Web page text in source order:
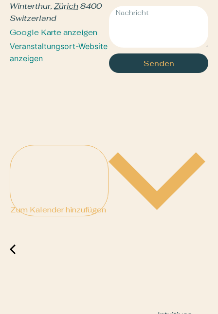
Winterthur, Zürich8400
Switzerland
Google Karte anzeigen
Veranstaltungsort-Website
anzeigen
Zum Kalender hinzufügen
Senden